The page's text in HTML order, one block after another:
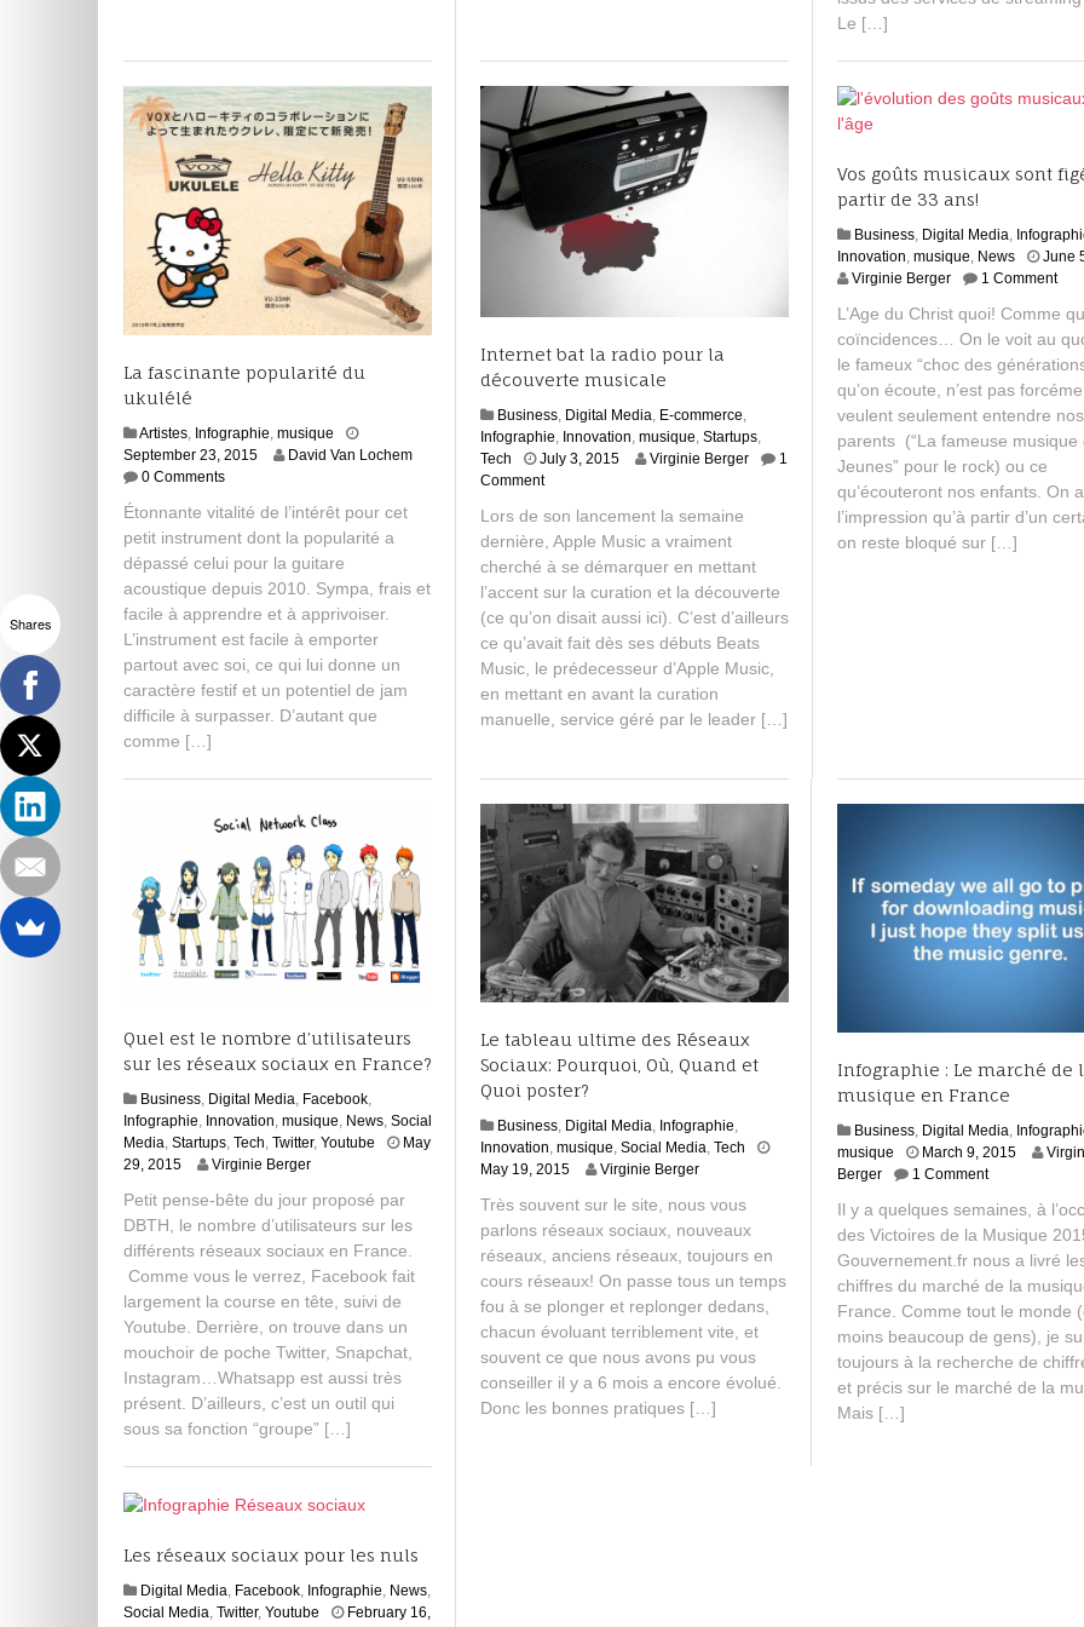
5Le […]
La fascinante popularité du
ukulélé
Artistes Infographie musique
September 23, 2015O
o
b
e
r
2
0
1
5
David Van Lochem
0 Comments
Étonnante vitalité de l’intérêt pour cet
petit instrument dont la popularité a
dépassé celui pour la guitare
acoustique depuis 2010. Sympa, frais et
facile à apprendre et à apprivoiser.
L’instrument est facile à emporter
partout avec soi, ce qui lui donne un
caractère festif et un potentiel de jam
difficile à surpasser. D’autant que
comme […]
Internet bat la radio pour la
découverte musicale
Business, Digital Media, E-commerce,
Infographie, Innovation, musique, Startups,
Tech
July 3, 2015S
t
e
m
b
3
,
2
0
Virginie Berger
1
Comment
Lors de son lancement la semaine
dernière, Apple Music a vraiment
cherché à se démarquer en mettant
l’accent sur la curation et la découverte
(ce qu’on disait aussi ici). C’est d’ailleurs
ce qu’avait fait dès ses débuts Beats
Music, le prédecesseur d’Apple Music,
en mettant en avant la curation
manuelle, service géré par le leader […]
Vos goûts musicaux sont
partir de 33 ans!
Business, Digital Media,
Innovation, musique, News
June
Virginie Berger
1 Comment
L’Age du Christ quoi! Comme
coïncidences… On le voit au
le fameux “choc des
qu’on écoute, n’est pas
veulent seulement entendre nos
parents (“La fameuse musique
Jeunes” pour le rock) ou ce
qu’écouteront nos enfants. On
l’impression qu’à partir d’un
on reste bloqué sur […]
Quel est le nombre d’utilisateurs
sur les réseaux sociaux en France?
Business Digital Media Facebook
Infographie Innovation musique News Social
Media Startups Tech Twitter, Youtube
May
29, 2015N
v
e
m
b
2
4
,
2
0
5
Virginie Berger
Petit pense-bête du jour proposé par
DBTH, le nombre d’utilisateurs sur les
différents réseaux sociaux en France.
Comme vous le verrez, Facebook fait
largement la course en tête, suivi de
Youtube. Derrière, on trouve dans un
mouchoir de poche Twitter, Snapchat,
Instagram…Whatsapp est aussi très
présent. D’ailleurs, c’est un outil qui
sous sa fonction “groupe” […]
Le tableau ultime des Réseaux
Sociaux: Pourquoi, Où, Quand et
Quoi poster?
Business, Digital Media, Infographie,
Innovation, musique, Social Media, Tech
May 19, 2015J
l
y
2
6
0
1
5
Virginie Berger
Très souvent sur le site, nous vous
parlons réseaux sociaux, nouveaux
réseaux, anciens réseaux, toujours en
cours réseaux! On passe tous un temps
fou à se plonger et replonger dedans,
chacun évoluant terriblement vite, et
souvent ce que nous avons pu vous
conseiller il y a 6 mois a encore évolué.
Donc les bonnes pratiques […]
Infographie : Le marché de
musique en France
Business, Digital Media,
musique
March 9, 2015J
y
2
6
,
1
5
Berger
1 Comment
Il y a quelques semaines, à
des Victoires de la Musique
Gouvernement.fr nous a livré
chiffres du marché de la
France. Comme tout le monde
moins beaucoup de gens), je
toujours à la recherche de
et précis sur le marché de la
Mais […]
Les réseaux sociaux pour les nuls
Digital Media Facebook Infographie News
Social Media Twitter, Youtube
February 16,
Shares